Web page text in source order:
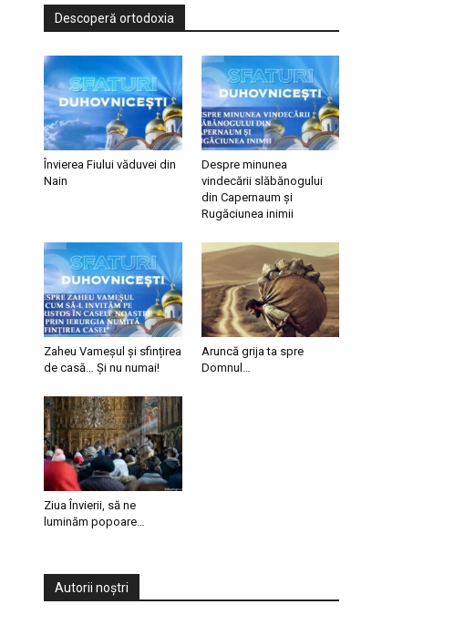
Descoperă ortodoxia
Învierea Fiului văduvei din
Nain
Despre minunea
vindecării slăbănogului
din Capernaum și
Rugăciunea inimii
Zaheu Vameșul și sfințirea
de casă… Și nu numai!
Aruncă grija ta spre
Domnul…
Ziua Învierii, să ne
luminăm popoare…
Autorii noștri